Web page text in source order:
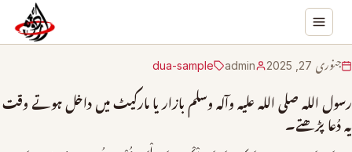
جنوری 27, 2025 admin
dua-sample
رسول الله صلی الله علیہ وآلہ وسلم بازار یا مارکیٹ میں داخل ہوتے وقت
یہ دُعا پڑھتے۔